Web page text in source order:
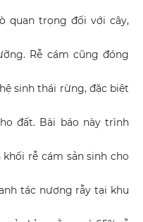
quan trọng đối với cây,
Rễ cám cũng đóng
sinh thái rừng, đặc biệt
đất. Bài báo này trình
rễ cám sản sinh cho
tác nương rẫy tại khu